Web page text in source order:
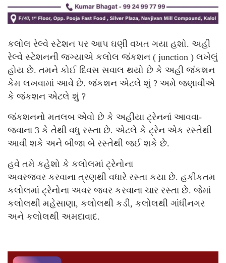
કલોલ રેલ્વે સ્ટેશન પર આપ ઘણી વખત ગયા હશો. અહી
રેલ્વે સ્ટેશનની જગ્યાએ કલોલ જંકશન ( junction ) લખેલું
હોય છે. તમને કોઈ દિવસ સવાલ થયો છે કે અહી જંકશન
કેમ લખવામાં આવે છે. જંકશન એટલે શું ? અમે જણાવીએ
કે જંકશન એટલે શું ?
જંકશનનો મતલબ એવો છે કે અહીંયા ટ્રેનનાં આવવા-
જવાના 3 કે તેથી વધુ રસ્તા છે. એટલે કે ટ્રેન એક રસ્તેથી
આવી શકે અને બીજા બે રસ્તેથી જઈ શકે છે.
હવે તમે કહેશો કે કલોલમાં ટ્રેનોના
અવરજવર કરવાના ત્રણથી વધારે રસ્તા કયા છે. હકીકતમ
કલોલમાં ટ્રેનોના અવર જવર કરવાના ચાર રસ્તા છે. જેમાં
કલોલથી મહેસાણા, કલોલથી કડી, કલોલથી ગાંધીનગર
અને કલોલથી અમદાવાદ.